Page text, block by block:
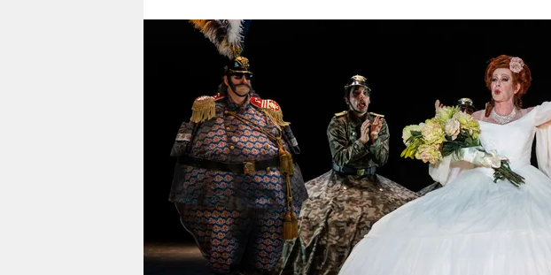
berlin
wahrheit
verlag
verlag
veranstaltungen
shop